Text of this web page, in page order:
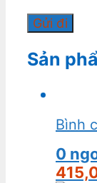
Sản
Bình
0